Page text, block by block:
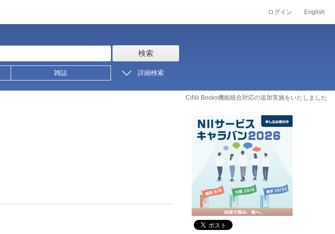
ログイン English
検索
雑誌 詳細検索
CiNii Books機能統合対応の追加実施をいたしました